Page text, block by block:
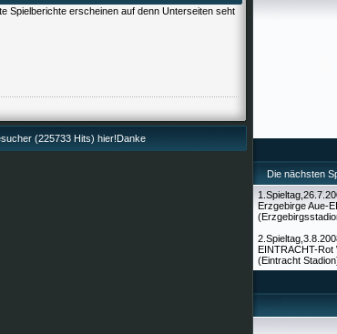
Spielberichte erscheinen auf denn Unterseiten seht
(225733 Hits) hier!Danke
Die nächsten
Erzgebirge Aue-
EINTRACHT-Rot
(Eintracht